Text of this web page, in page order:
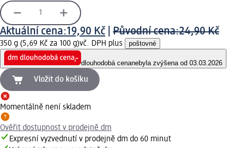
Aktuální cena:19,90 Kč Původní cena:24,90 Kč
350 g (5,69 Kč za 100 g)vč. DPH plus poštovné
dlouhodobá cenanebyla zvýšena od 03.03.2026
Vložit do košíku
Momentálně není skladem
Ověřit dostupnost v prodejně dm
Expresní vyzvednutí v prodejně dm do 60 minut